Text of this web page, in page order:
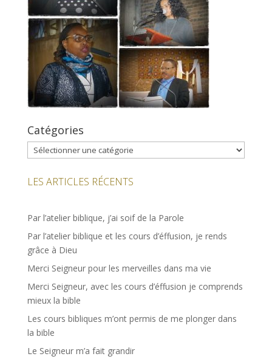
Catégories
Catégories
LES ARTICLES RÉCENTS
Par l’atelier biblique, j’ai soif de la Parole
Par l’atelier biblique et les cours d’éffusion, je rends
grâce à Dieu
Merci Seigneur pour les merveilles dans ma vie
Merci Seigneur, avec les cours d’éffusion je comprends
mieux la bible
Les cours bibliques m’ont permis de me plonger dans
la bible
Le Seigneur m’a fait grandir